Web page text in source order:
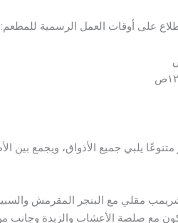
على أوقات العمل الرسمية للمطعم:
متنوعًا يلبي جميع الأذواق، ويجمع بين
مقلي مع البنجر المقرمش